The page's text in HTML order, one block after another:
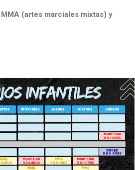
(artes marciales mixtas) y